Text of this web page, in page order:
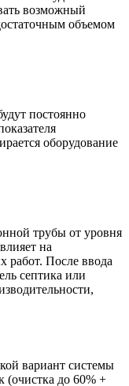
возможный
объемом
постоянно
оборудование
трубы от уровня
на
работ. После ввода
септика или
вариант системы
(очистка до 60% +